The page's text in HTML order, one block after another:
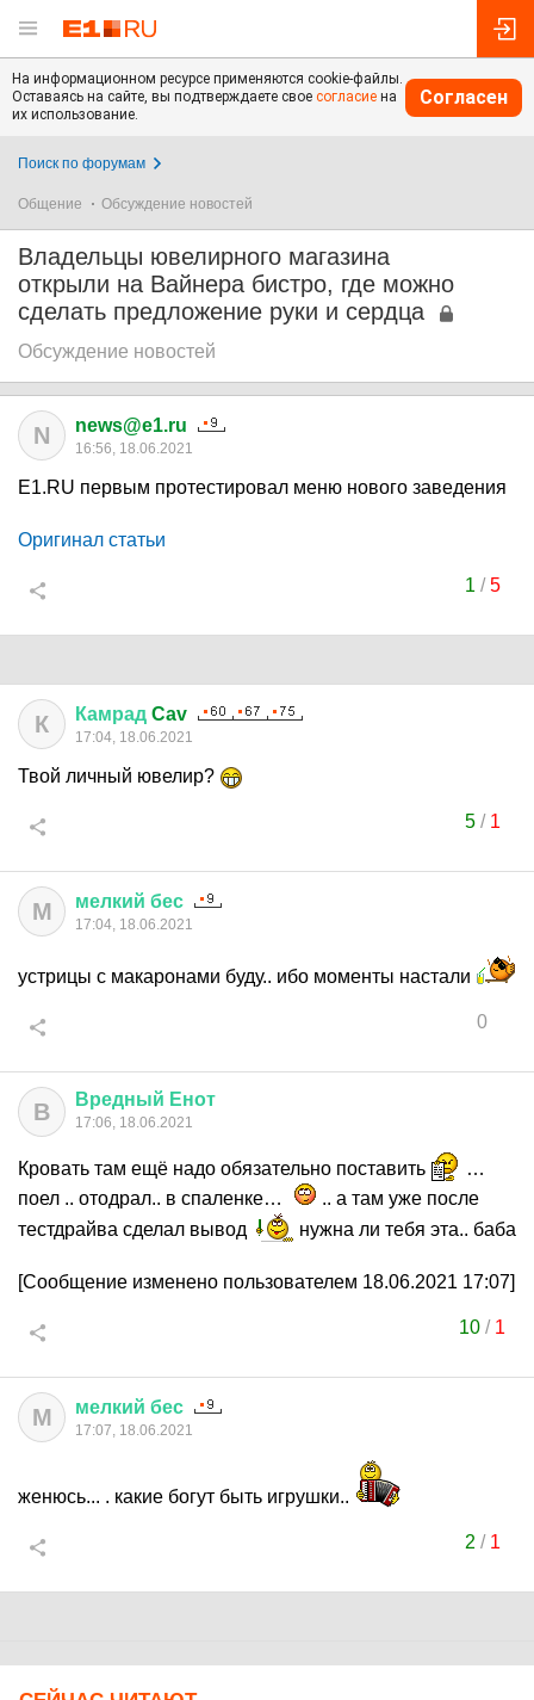
На информационном ресурсе применяются cookie-файлы.
Оставаясь на сайте, вы подтверждаете свое согласие на
их использование.
Согласен
Поиск по форумам
Общение Обсуждение новостей
Владельцы ювелирного магазина
открыли на Вайнера бистро, где можно
сделать предложение руки и сердца
Обсуждение новостей
N news@e1.ru
16:56, 18.06.2021
E1.RU первым протестировал меню нового заведения
Оригинал статьи
1 /5
К Камрад Cav
17:04, 18.06.2021
Твой личный ювелир?
5/ 1
М мелкий бес
17:04, 18.06.2021
устрицы с макаронами буду.. ибо моменты настали
0
В Вредный Енот
17:06, 18.06.2021
Кровать там ещё надо обязательно поставить
…
поел .. отодрал.. в спаленке…
.. а там уже после
тестдрайва сделал вывод
нужна ли тебя эта.. баба
[Сообщение изменено пользователем 18.06.2021 17:07]
10 / 1
М мелкий бес
17:07, 18.06.2021
женюсь... . какие богут быть игрушки..
2 / 1